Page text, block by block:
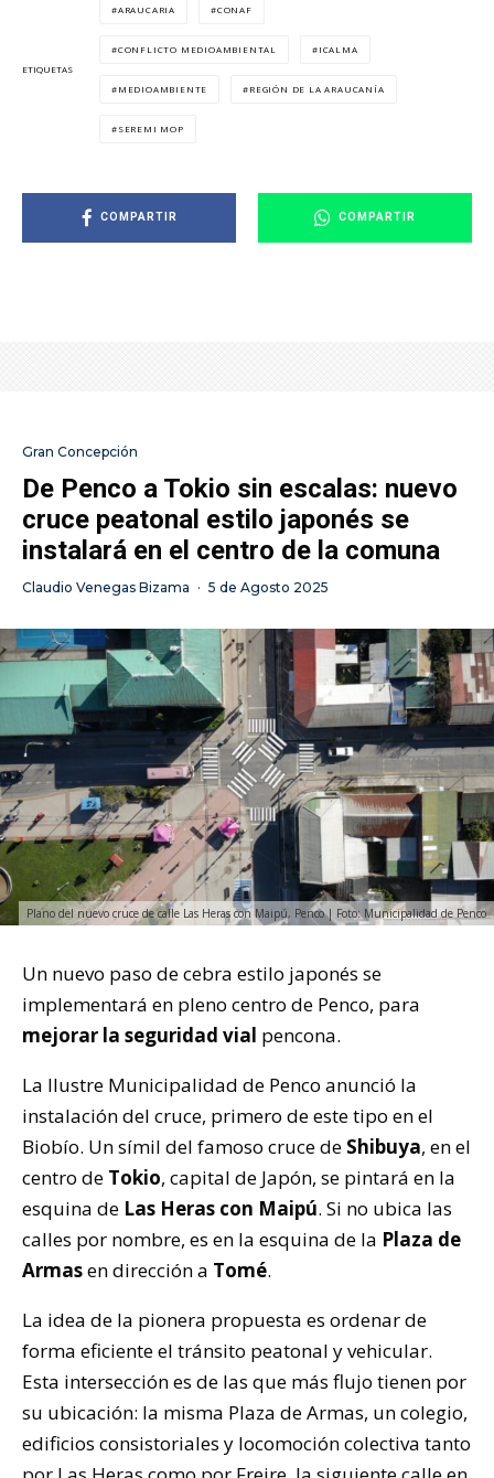
ETIQUETAS
ARAUCARIA CONAF
CONFLICTO MEDIOAMBIENTAL ICALMA
MEDIOAMBIENTE REGIÓN DE LA ARAUCANÍA
SEREMI MOP
COMPARTIR COMPARTIR
Gran Concepción
De Penco a Tokio sin escalas: nuevo
cruce peatonal estilo japonés se
instalará en el centro de la comuna
Claudio Venegas Bizama · 5 de Agosto 2025
Plano del nuevo cruce de calle Las Heras con Maipú, Penco | Foto: Municipalidad de Penco
Un nuevo paso de cebra estilo japonés se
implementará en pleno centro de Penco, para
mejorar la seguridad vial pencona.
La Ilustre Municipalidad de Penco anunció la
instalación del cruce, primero de este tipo en el
Biobío. Un símil del famoso cruce de Shibuya, en el
centro de Tokio, capital de Japón, se pintará en la
esquina de Las Heras con Maipú. Si no ubica las
calles por nombre, es en la esquina de la Plaza de
Armasen dirección a Tomé.
La idea de la pionera propuesta es ordenar de
forma eficiente el tránsito peatonal y vehicular.
Esta intersección es de las que más flujo tienen por
su ubicación: la misma Plaza de Armas, un colegio,
edificios consistoriales y locomoción colectiva tanto